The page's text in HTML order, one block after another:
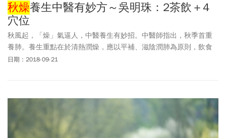
秋燥養生中醫有妙方～吳明珠：2茶飲＋4
穴位
秋風起，「燥」氣逼人，中醫養生有妙招。中醫師指出，秋季首重
養肺。養生重點在於清熱潤燥，應以平補、滋陰潤肺為原則，飲食
宜清淡，忌食肥膩、重鹹、辛辣等食物，多吃味酸的水果，以符合
日期：2018-09-21